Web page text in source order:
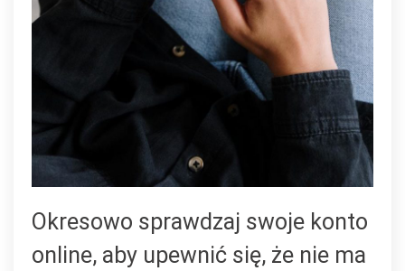
Okresowo sprawdzaj swoje konto
online, aby upewnić się, że nie ma